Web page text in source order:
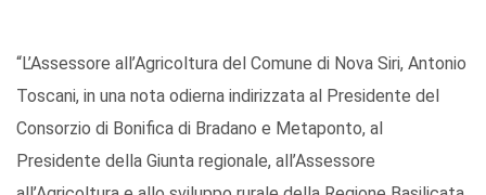
“L’Assessore all’Agricoltura del Comune di Nova Siri, Antonio
Toscani, in una nota odierna indirizzata al Presidente del
Consorzio di Bonifica di Bradano e Metaponto, al
Presidente della Giunta regionale, all’Assessore